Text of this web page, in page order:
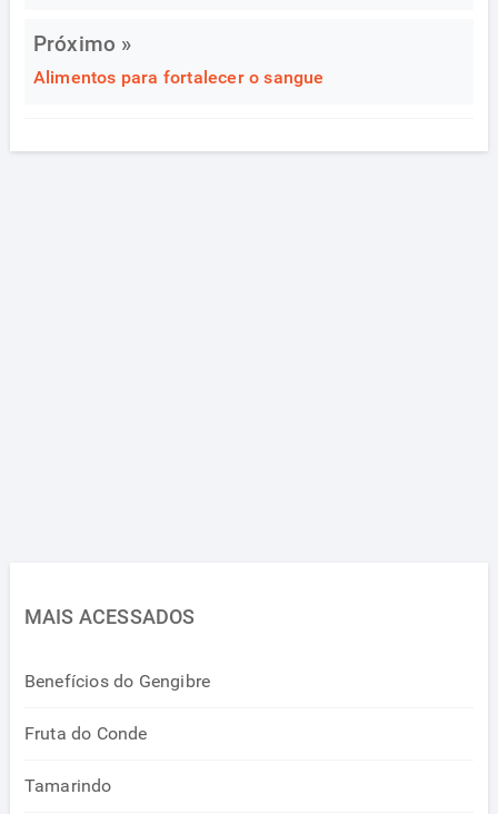
Próximo »
Alimentos para fortalecer o sangue
MAIS ACESSADOS
Benefícios do Gengibre
Fruta do Conde
Tamarindo